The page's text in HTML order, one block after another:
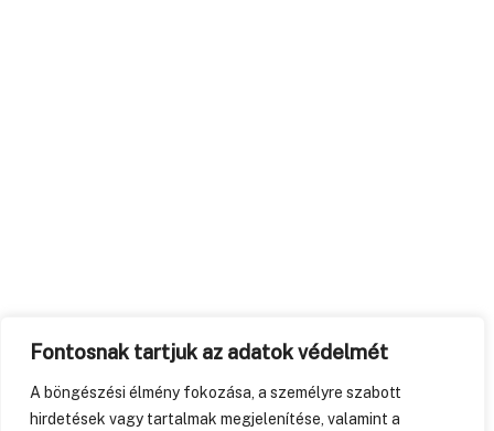
Fontosnak tartjuk az adatok védelmét
A böngészési élmény fokozása, a személyre szabott
hirdetések vagy tartalmak megjelenítése, valamint a